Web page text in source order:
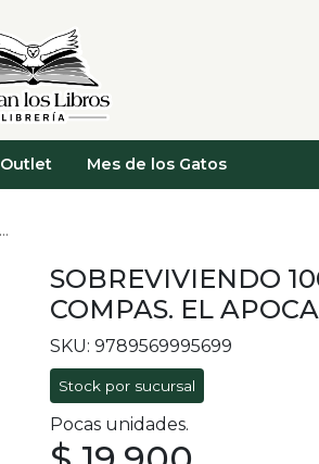
Outlet Mes de los Gatos
SOBREVIVIENDO
COMPAS. EL
SKU: 9789569995699
Stock por sucursal
Pocas unidades.